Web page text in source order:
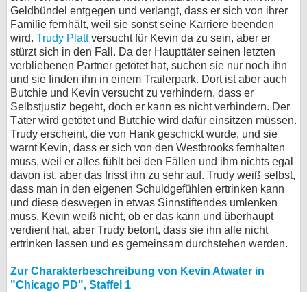
Geldbündel entgegen und verlangt, dass er sich von ihrer
Familie fernhält, weil sie sonst seine Karriere beenden
wird. Trudy Plattversucht für Kevin da zu sein, aber er
stürzt sich in den Fall. Da der Haupttäter seinen letzten
verbliebenen Partner getötet hat, suchen sie nur noch ihn
und sie finden ihn in einem Trailerpark. Dort ist aber auch
Butchie und Kevin versucht zu verhindern, dass er
Selbstjustiz begeht, doch er kann es nicht verhindern. Der
Täter wird getötet und Butchie wird dafür einsitzen müssen.
Trudy erscheint, die von Hank geschickt wurde, und sie
warnt Kevin, dass er sich von den Westbrooks fernhalten
muss, weil er alles fühlt bei den Fällen und ihm nichts egal
davon ist, aber das frisst ihn zu sehr auf. Trudy weiß selbst,
dass man in den eigenen Schuldgefühlen ertrinken kann
und diese deswegen in etwas Sinnstiftendes umlenken
muss. Kevin weiß nicht, ob er das kann und überhaupt
verdient hat, aber Trudy betont, dass sie ihn alle nicht
ertrinken lassen und es gemeinsam durchstehen werden.
Zur Charakterbeschreibung von Kevin Atwater in
"Chicago PD", Staffel 1